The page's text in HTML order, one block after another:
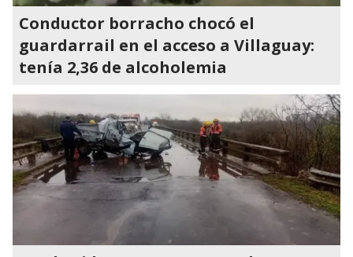
Conductor borracho chocó el
guardarrail en el acceso a Villaguay:
tenía 2,36 de alcoholemia